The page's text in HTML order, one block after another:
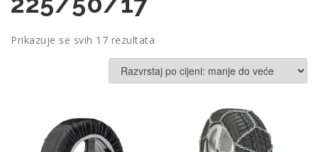
Prikazuje se svih 17 rezultata
po
cijeni:
od